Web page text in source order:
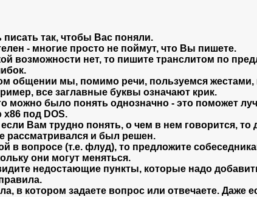
писать так, чтобы Вас поняли.
- многие просто не поймут, что Вы пишете.
возможности нет, то пишите транслитом по
общении мы, помимо речи, пользуемся
все заглавные буквы означают крик.
можно было понять однозначно - это поможет
x86 под DOS.
Вам трудно понять, о чем в нем говорится, то
рассматривался и был решен.
в вопросе (т.е. флуд), то предложите
они могут меняться.
недостающие пункты, которые надо
в котором задаете вопрос или отвечаете. Даже